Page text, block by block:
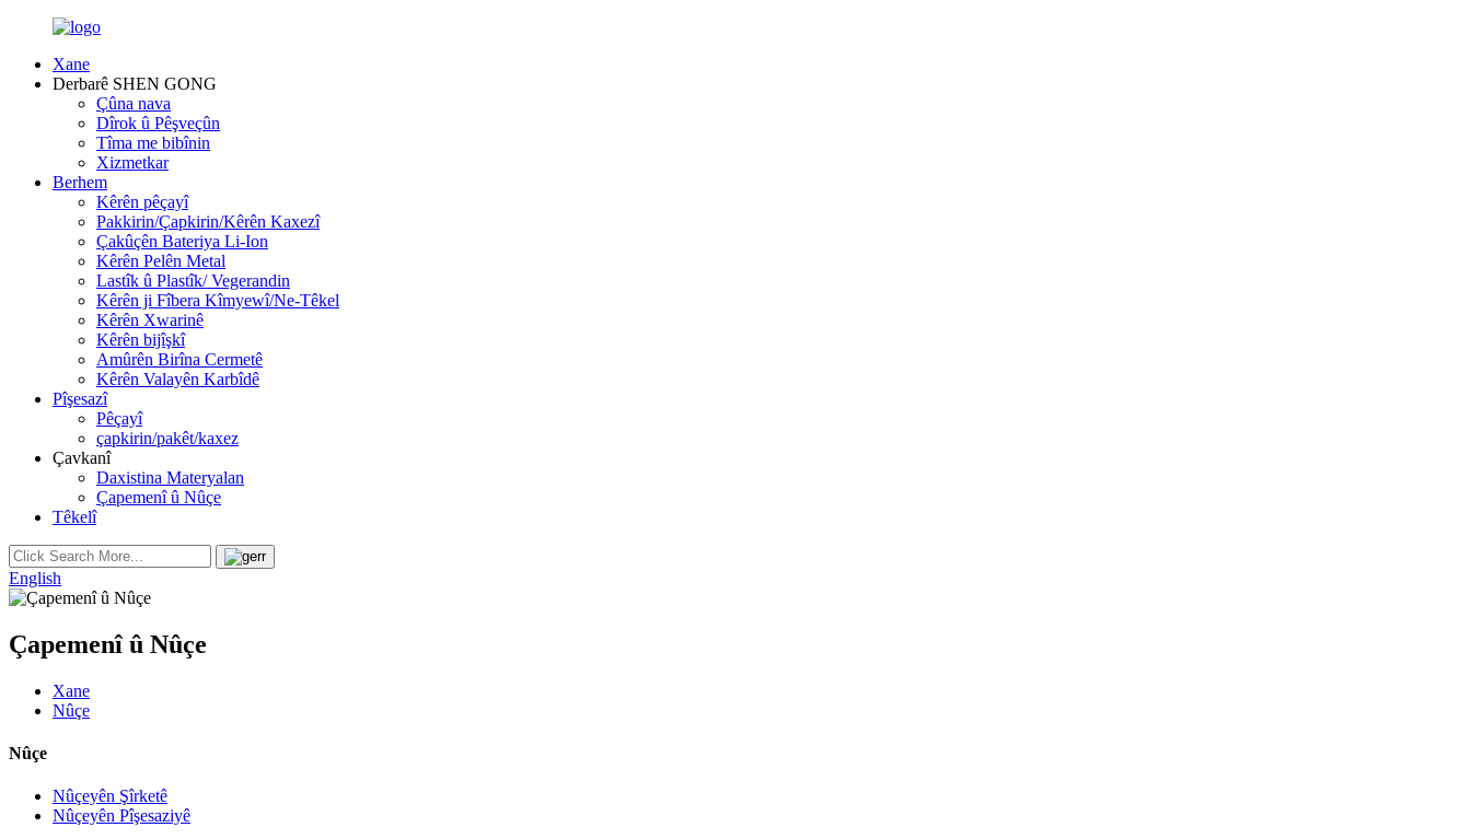
Xane
Derbarê SHEN GONG
Çûna nava
Dîrok û Pêşveçûn
Tîma me bibînin
Xizmetkar
Berhem
Kêrên pêçayî
Pakkirin/Çapkirin/Kêrên Kaxezî
Çakûçên Bateriya Li-Ion
Kêrên Pelên Metal
Lastîk û Plastîk/ Vegerandin
Kêrên ji Fîbera Kîmyewî/Ne-Têkel
Kêrên Xwarinê
Kêrên bijîşkî
Amûrên Birîna Cermetê
Kêrên Valayên Karbîdê
Pîşesazî
Pêçayî
çapkirin/pakêt/kaxez
Çavkanî
Daxistina Materyalan
Çapemenî û Nûçe
Têkelî
English
Çapemenî û Nûçe
Xane
Nûçe
Nûçe
Nûçeyên Şîrketê
Nûçeyên Pîşesaziyê